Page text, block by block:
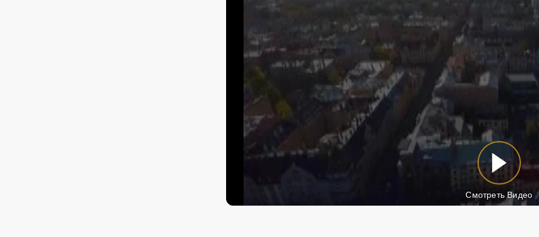
Смотреть Видео